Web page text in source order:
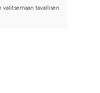
valitsemaan tavallisen